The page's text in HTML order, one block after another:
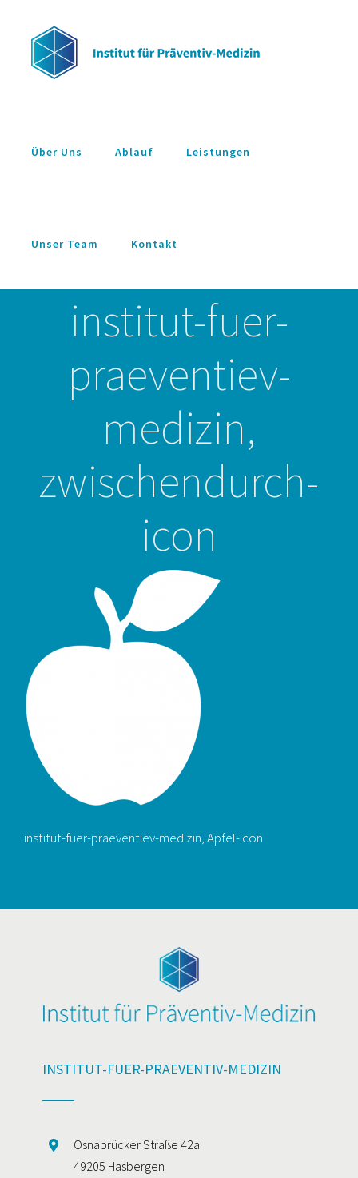
springen
Über Uns Ablauf Leistungen
Unser Team Kontakt
institut-fuer-
praeventiev-
medizin,
zwischendurch-
icon
institut-fuer-praeventiev-medizin, Apfel-icon
INSTITUT-FUER-PRAEVENTIV-MEDIZIN
Osnabrücker Straße 42a
49205 Hasbergen